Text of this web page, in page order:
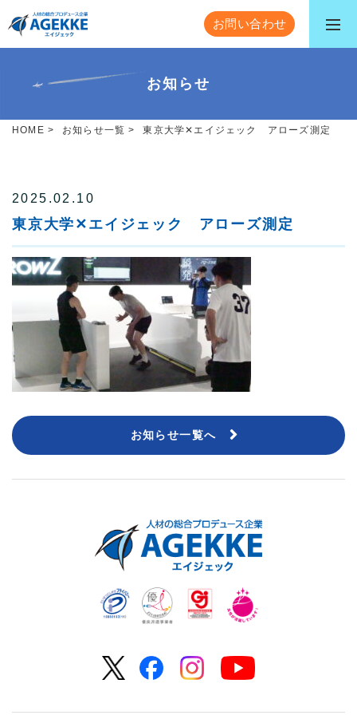
お問い合わせ
お知らせ
HOME > お知らせ一覧 > 東京大学✕エイジェック アローズ測定
2025.02.10
東京大学✕エイジェック アローズ測定
お知らせ一覧へ